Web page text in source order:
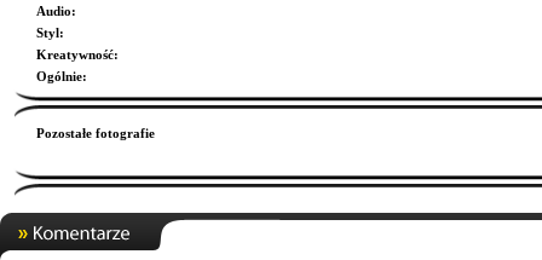
Audio:
Styl:
Kreatywność:
Ogólnie:
Pozostałe fotografie